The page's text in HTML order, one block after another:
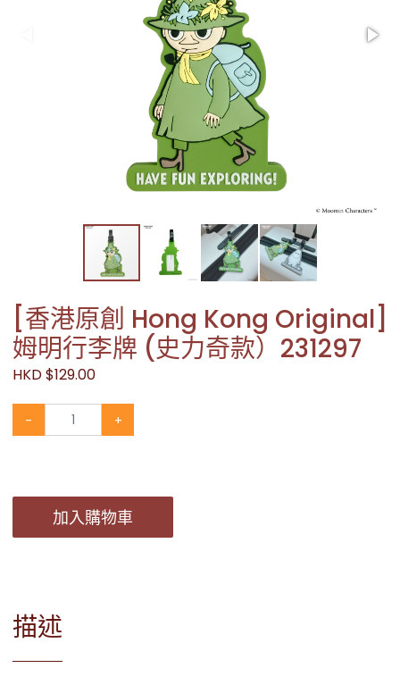
[香港原創 Hong Kong Original]
姆明行李牌 (史力奇款）231297
HKD $129.00
- +
加入購物車
描述